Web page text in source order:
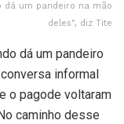
dá um pandeiro na mão
deles", diz Tite
dá um pandeiro
informal
o pagode voltaram
caminho desse